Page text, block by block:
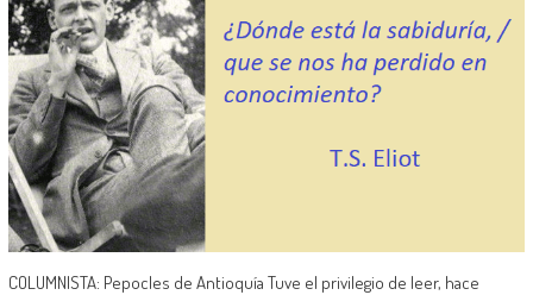
COLUMNISTA: Pepocles de Antioquía Tuve el privilegio de leer, hace